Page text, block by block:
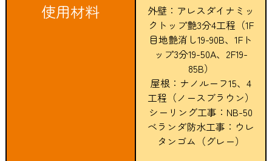
使用材料
外壁：アレスダイナミッ
クトップ艶3分4工程（1F
目地艶消し19-90B、1Fト
ップ3分19-50A、2F19-
85B）
屋根：ナノルーフ15、4
工程（ノースブラウン）
シーリング工事：NB-50
ベランダ防水工事：ウレ
タンゴム（グレー）